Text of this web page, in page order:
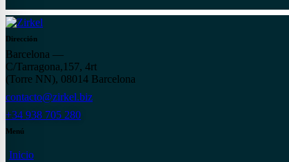
Dirección
Barcelona —
C/Tarragona,157, 4rt
(Torre NN), 08014 Barcelona
contacto@zirkel.biz
+34 938 705 280
Menú
Inicio